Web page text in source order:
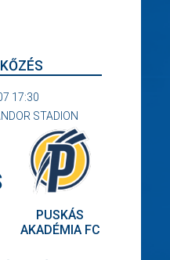
17:30
STADION
PUSKÁS
AKADÉMIA FC